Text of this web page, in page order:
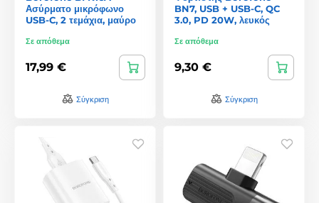
Ασύρματο μικρόφωνο
USB-C, 2 τεμάχια, μαύρο
Σε απόθεμα
17,99 €
Σύγκριση
BN7, USB + USB-C, QC
3.0, PD 20W, λευκός
Σε απόθεμα
9,30 €
Σύγκριση